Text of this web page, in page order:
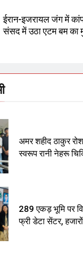
ईरान-इजरायल जंग में
संसद में उठा एटम बम का
रोशन सिंह के नाम
स्वरूप रानी नेहरू
289 एकड़ भूमि पर
फ्री डेटा सेंटर,
UP में ग्रामीण
डेयरी, कुटीर उद्योग